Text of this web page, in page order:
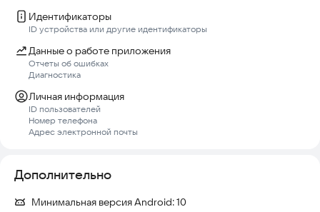
Идентификаторы
ID устройства или другие идентификаторы
Данные о работе приложения
Отчеты об ошибках
Диагностика
Личная информация
ID пользователей
Номер телефона
Адрес электронной почты
Дополнительно
Минимальная версия Android:10